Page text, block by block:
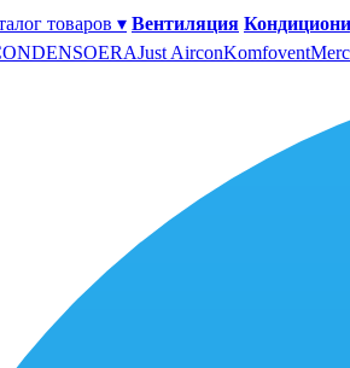
товаров ▾ Вентиляция
ENSOERAJust AirconKomfovent